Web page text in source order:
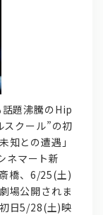
題沸騰のHip
クール”の初
知との遭遇」
ネマート新
橋、6/25(土)
場公開されま
日5/28(土)映
依頼
shop